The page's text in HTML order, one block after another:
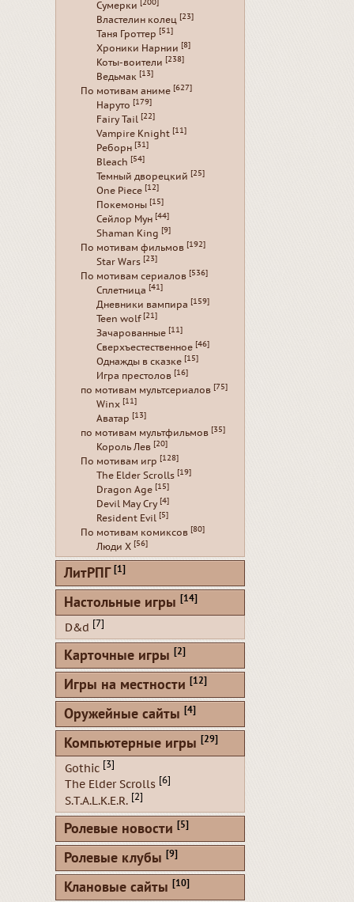
Сумерки [200]
Властелин колец [23]
Таня Гроттер [51]
Хроники Нарнии [8]
Коты-воители [238]
Ведьмак [13]
По мотивам аниме [627]
Наруто [179]
Fairy Tail [22]
Vampire Knight [11]
Реборн [31]
Bleach [54]
Темный дворецкий [25]
One Piece [12]
Покемоны [15]
Сейлор Мун [44]
Shaman King [9]
По мотивам фильмов [192]
Star Wars [23]
По мотивам сериалов [536]
Сплетница [41]
Дневники вампира [159]
Teen wolf [21]
Зачарованные [11]
Сверхъестественное [46]
Однажды в сказке [15]
Игра престолов [16]
по мотивам мультсериалов [75]
Winx [11]
Аватар [13]
по мотивам мультфильмов [35]
Король Лев [20]
По мотивам игр [128]
The Elder Scrolls [19]
Dragon Age [15]
Devil May Cry [4]
Resident Evil [5]
По мотивам комиксов [80]
Люди Х [56]
ЛитРПГ [1]
Настольные игры [14]
D&d [7]
Карточные игры [2]
Игры на местности [12]
Оружейные сайты [4]
Компьютерные игры [29]
Gothic [3]
The Elder Scrolls [6]
S.T.A.L.K.E.R. [2]
Ролевые новости [5]
Ролевые клубы [9]
Клановые сайты [10]